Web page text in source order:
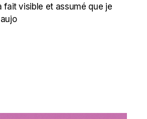
fait visible et assumé que je